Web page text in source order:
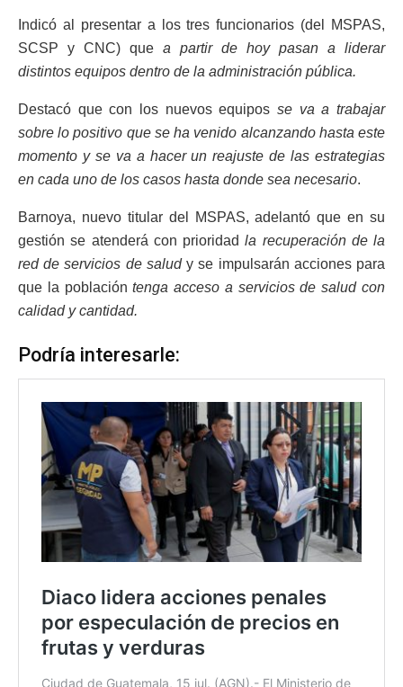
Indicó al presentar a los tres funcionarios (del MSPAS,
SCSP y CNC) que a partir de hoy pasan a liderar
distintos equipos dentro de la administración pública.
Destacó que con los nuevos equipos se va a trabajar
sobre lo positivo que se ha venido alcanzando hasta este
momento y se va a hacer un reajuste de las estrategias
en cada uno de los casos hasta donde sea necesario.
Barnoya, nuevo titular del MSPAS, adelantó que en su
gestión se atenderá con prioridadla recuperación de la
red de servicios de saludy se impulsarán acciones para
que la poblacióntenga acceso a servicios de salud con
calidad y cantidad.
Podría interesarle: